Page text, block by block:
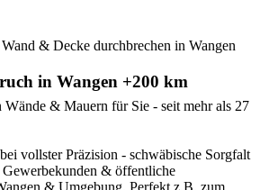
in Wangen +200 km
Wände & Mauern für Sie - seit mehr als 27
vollster Präzision - schwäbische Sorgfalt
& öffentliche
& Umgebung. Perfekt z.B. zum